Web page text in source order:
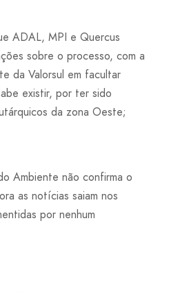
ADAL, MPI e Quercus
sobre o processo, com a
da Valorsul em facultar
existir, por ter sido
da zona Oeste;
Ambiente não confirma o
as notícias saiam nos
por nenhum